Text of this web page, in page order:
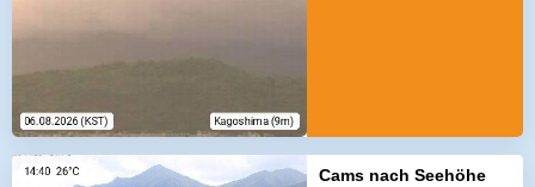
Cams nach Seehöhe